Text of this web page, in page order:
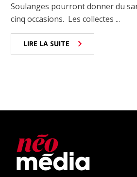
Soulanges pourront donner du
cinq occasions. Les collectes ...
LIRE LA SUITE